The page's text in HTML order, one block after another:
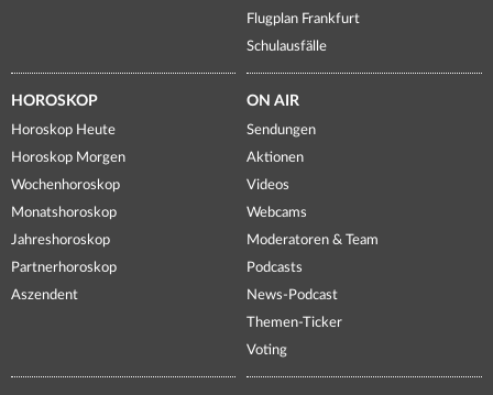
Flugplan Frankfurt
Schulausfälle
HOROSKOP
Horoskop Heute
Horoskop Morgen
Wochenhoroskop
Monatshoroskop
Jahreshoroskop
Partnerhoroskop
Aszendent
ON AIR
Sendungen
Aktionen
Videos
Webcams
Moderatoren & Team
Podcasts
News-Podcast
Themen-Ticker
Voting